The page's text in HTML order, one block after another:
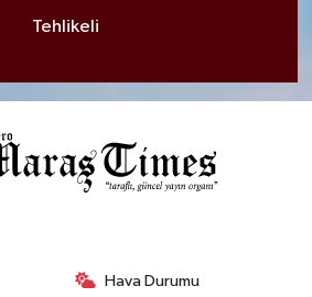
Tehlikeli
Hava Durumu